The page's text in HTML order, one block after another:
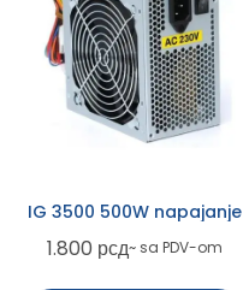
IG 3500 500W napajanje
1.800 рсд~ sa PDV-om